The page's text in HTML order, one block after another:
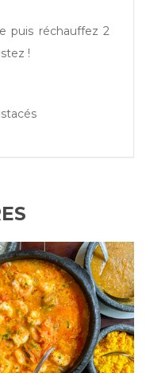
puis réchauffez 2
!